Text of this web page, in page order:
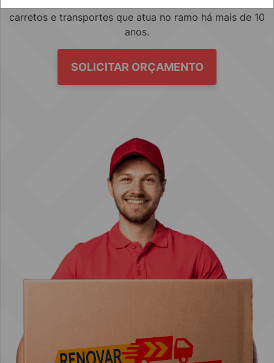
carretos e transportes que atua no ramo há mais de 10
anos.
SOLICITAR ORÇAMENTO